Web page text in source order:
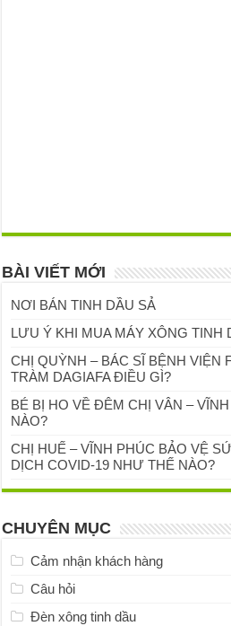
BÀI VIẾT MỚI
NƠI BÁN TINH DẦU SẢ
LƯU Ý KHI MUA MÁY XÔNG TINH
CHỊ QUỲNH – BÁC SĨ BỆNH VIỆN
TRÀM DAGIAFA ĐIỀU GÌ?
BÉ BỊ HO VỀ ĐÊM CHỊ VÂN –
NÀO?
CHỊ HUẾ – VĨNH PHÚC BẢO VỆ
DỊCH COVID-19 NHƯ THẾ NÀO?
CHUYÊN MỤC
Cảm nhận khách hàng
Câu hỏi
Đèn xông tinh dầu